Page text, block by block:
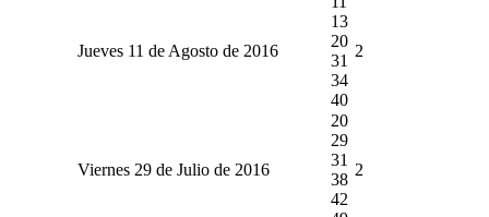
Jueves 11 de Agosto de 2016
13
20
31
34
40
2
Viernes 29 de Julio de 2016
20
29
31
38
42
2